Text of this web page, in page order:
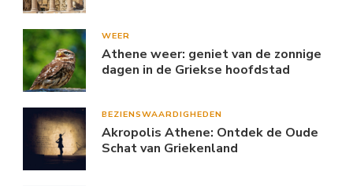
WEER
Athene weer: geniet van de zonnige
dagen in de Griekse hoofdstad
BEZIENSWAARDIGHEDEN
Akropolis Athene: Ontdek de Oude
Schat van Griekenland